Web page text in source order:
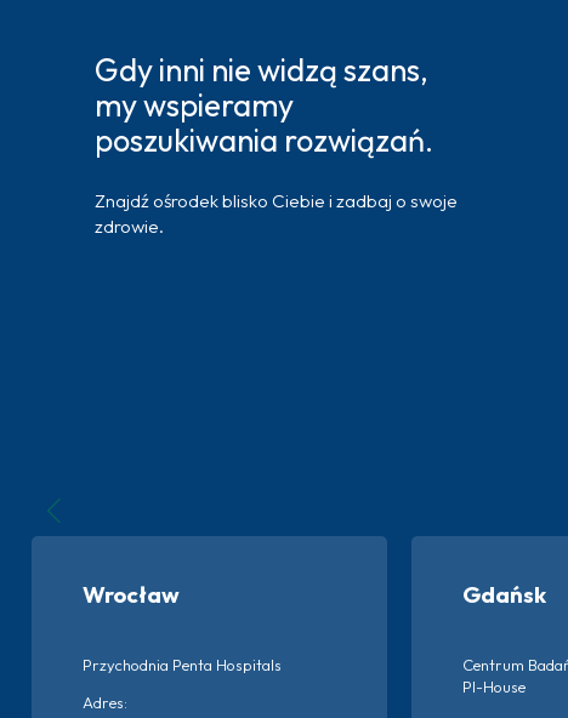
Gdy inni nie widzą szans,
my wspieramy
poszukiwania rozwiązań.
Znajdź ośrodek blisko Ciebie i zadbaj o swoje
zdrowie.
Wrocław
Przychodnia Penta Hospitals
Adres:
Gdańsk
Centrum
PI-House